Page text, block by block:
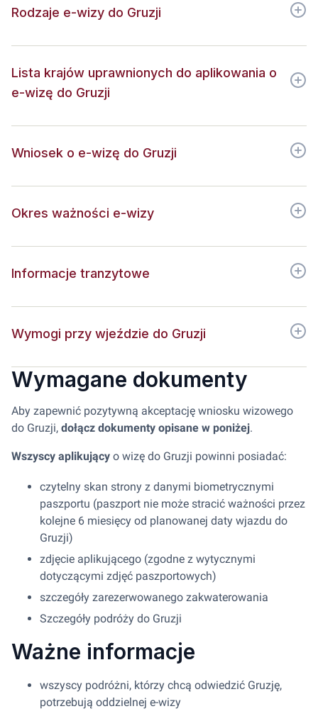
Rodzaje e-wizy do Gruzji
Lista krajów uprawnionych do aplikowania o
e-wizę do Gruzji
Wniosek o e-wizę do Gruzji
Okres ważności e-wizy
Informacje tranzytowe
Wymogi przy wjeździe do Gruzji
Wymagane dokumenty
Aby zapewnić pozytywną akceptację wniosku wizowego
do Gruzji, dołącz dokumenty opisane w poniżej.
Wszyscy aplikujący o wizę do Gruzji powinni posiadać:
czytelny skan strony z danymi biometrycznymi
paszportu (paszport nie może stracić ważności przez
kolejne 6 miesięcy od planowanej daty wjazdu do
Gruzji)
zdjęcie aplikującego (zgodne z wytycznymi
dotyczącymi zdjęć paszportowych)
szczegóły zarezerwowanego zakwaterowania
Szczegóły podróży do Gruzji
Ważne informacje
wszyscy podróżni, którzy chcą odwiedzić Gruzję,
potrzebują oddzielnej e-wizy